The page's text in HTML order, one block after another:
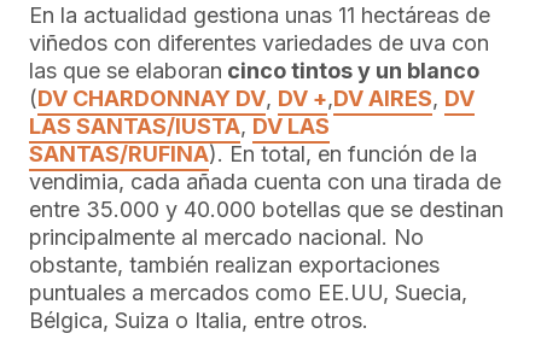
En la actualidad gestiona unas 11 hectáreas de
viñedos con diferentes variedades de uva con
las que se elaboran cinco tintos y un blanco
(DV CHARDONNAY DV, DV +,DV AIRES, DV
LAS SANTAS/IUSTA, DV LAS
SANTAS/RUFINA). En total, en función de la
vendimia, cada añada cuenta con una tirada de
entre 35.000 y 40.000 botellas que se destinan
principalmente al mercado nacional. No
obstante, también realizan exportaciones
puntuales a mercados como EE.UU, Suecia,
Bélgica, Suiza o Italia, entre otros.